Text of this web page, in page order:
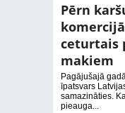
Pērn
ceturtais
makiem
Pagājušajā
īpatsvars
samazināties.
pieauga...